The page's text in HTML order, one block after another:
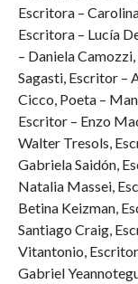
Escritora –
Escritora – Lucía
– Daniela
Sagasti, Escritor –
Cicco, Poeta –
Escritor – Enzo
Walter Tresols,
Gabriela Saidón,
Natalia Massei,
Betina Keizman,
Santiago Craig,
Vitantonio,
Gabriel